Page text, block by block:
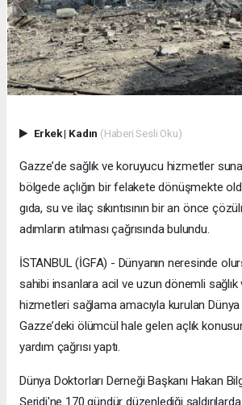
Erkek| Kadın (Haberi Sesli Oku)
Gazze’de sağlık ve koruyucu hizmetler
bölgede açlığın bir felakete dönüşmekte
gıda, su ve ilaç sıkıntısının bir an önce
adımların atılması çağrısında bulundu.
İSTANBUL (İGFA) - Dünyanın neresinde
sahibi insanlara acil ve uzun dönemli
hizmetleri sağlama amacıyla kurulan Dünya
Gazze’deki ölümcül hale gelen açlık
yardım çağrısı yaptı.
Dünya Doktorları Derneği Başkanı Hakan
Şeridi'ne 170 gündür düzenlediği